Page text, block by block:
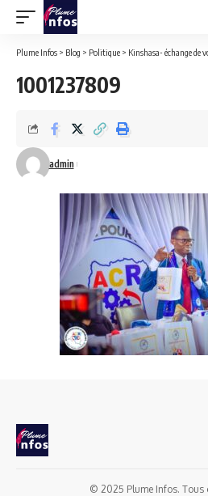
Plume Infos > Blog > Politique > Kinshasa- échange de voeux entre
1001237809
admin
© 2025 Plume Infos. Tous